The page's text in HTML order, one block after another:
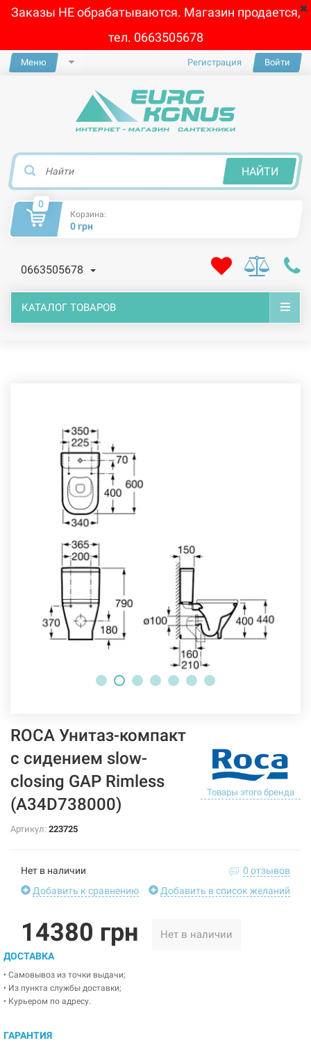
Заказы НЕ обрабатываются. Магазин продается,
тел. 0663505678
Меню Регистрация Войти
НАЙТИ
0
Корзина:
0 грн
0663505678
КАТАЛОГ ТОВАРОВ
ROCA Унитаз-компакт
с сидением slow-
closing GAP Rimless
(A34D738000)
Товары этого бренда
Артикул: 223725
Нет в наличии
0 отзывов
Добавить к сравнению
Добавить в список желаний
14380 грн Нет в наличии
ДОСТАВКА
• Самовывоз из точки выдачи;
• Из пункта службы доставки;
• Курьером по адресу.
ГАРАНТИЯ